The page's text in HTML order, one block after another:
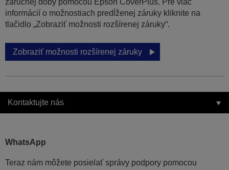
záručnej doby pomocou Epson CoverPlus. Pre viac
informácií o možnostiach predĺženej záruky kliknite na
tlačidlo „Zobraziť možnosti rozšírenej záruky“.
Zobraziť možnosti rozšírenej záruky
Kontaktujte nás
WhatsApp
Teraz nám môžete posielať správy podpory pomocou